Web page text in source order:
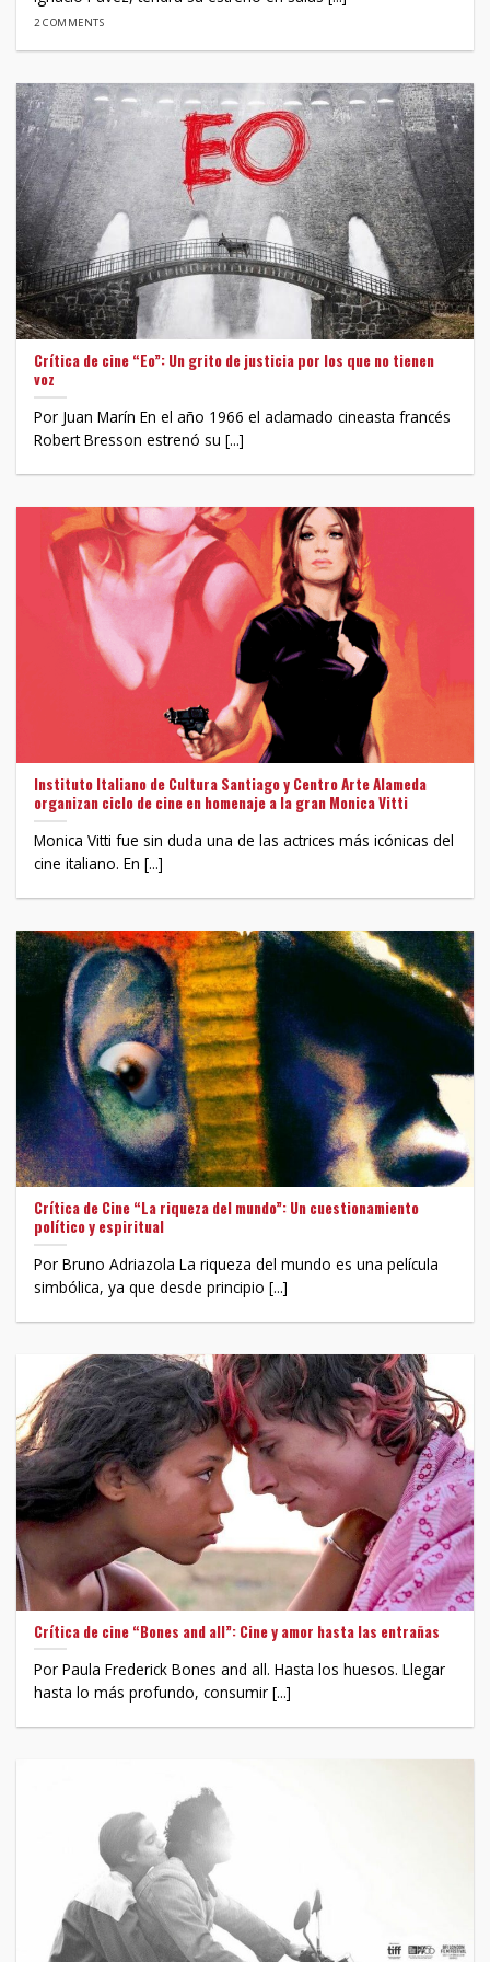
2 COMMENTS
Crítica de cine “Eo”: Un grito de justicia por los que no tienen
voz
Por Juan Marín En el año 1966 el aclamado cineasta francés
Robert Bresson estrenó su [...]
Instituto Italiano de Cultura Santiago y Centro Arte Alameda
organizan ciclo de cine en homenaje a la gran Monica Vitti
Monica Vitti fue sin duda una de las actrices más icónicas del
cine italiano. En [...]
Crítica de Cine “La riqueza del mundo”: Un cuestionamiento
político y espiritual
Por Bruno Adriazola La riqueza del mundo es una película
simbólica, ya que desde principio [...]
Crítica de cine “Bones and all”: Cine y amor hasta las entrañas
Por Paula Frederick Bones and all. Hasta los huesos. Llegar
hasta lo más profundo, consumir [...]